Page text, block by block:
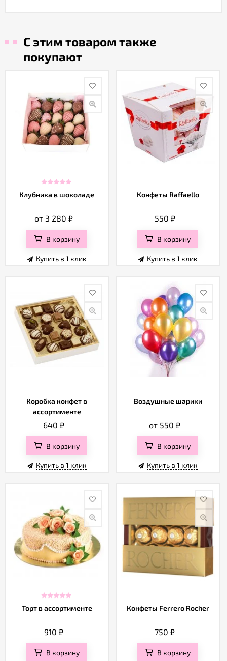
С этим товаром также
покупают
Клубника в шоколаде
от 3 280₽
В корзину
Купить в 1 клик
Конфеты Raffaello
550 ₽
В корзину
Купить в 1 клик
Коробка конфет в
ассортименте
640₽
В корзину
Купить в 1 клик
Воздушные шарики
от 550₽
В корзину
Купить в 1 клик
Торт в ассортименте
910₽
В корзину
Конфеты Ferrero Rocher
750₽
В корзину